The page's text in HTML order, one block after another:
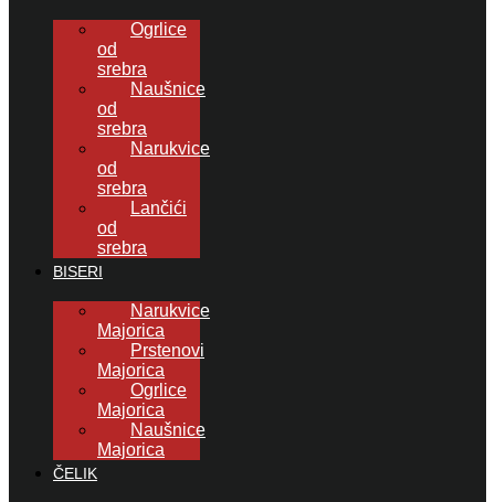
Ogrlice
od
srebra
Naušnice
od
srebra
Narukvice
od
srebra
Lančići
od
srebra
BISERI
Narukvice
Majorica
Prstenovi
Majorica
Ogrlice
Majorica
Naušnice
Majorica
ČELIK